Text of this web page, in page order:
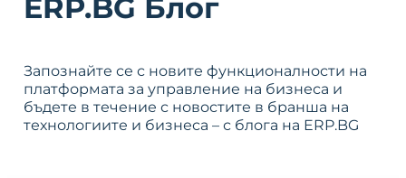
ERP.BG Блог
Запознайте се с новите функционалности на
платформата за управление на бизнеса и
бъдете в течение с новостите в бранша на
технологиите и бизнеса – с блога на ERP.BG